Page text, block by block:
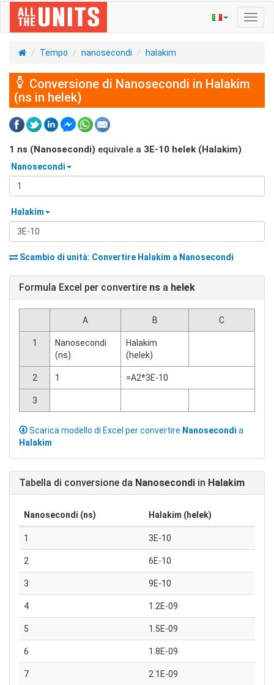
Tempo nanosecondi halakim
Conversione di Nanosecondi in Halakim
(ns in helek)
1 ns (Nanosecondi) equivale a 3E-10 helek (Halakim)
Nanosecondi
Halakim
Scambio di unità: Convertire Halakim a Nanosecondi
Formula Excel per convertire ns a helek
A B C
1
Nanosecondi
(ns)
Halakim
(helek)
2 1 =A2*3E-10
3
Scarica modello di Excel per convertire Nanosecondi a
Halakim
Tabella di conversione da Nanosecondi in Halakim
Nanosecondi (ns) Halakim (helek)
1 3E-10
2 6E-10
3 9E-10
4 1.2E-09
5 1.5E-09
6 1.8E-09
7 2.1E-09